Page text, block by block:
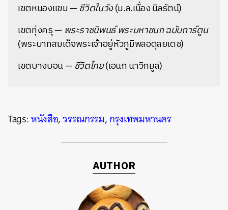
เขตหนองแขม — ชีวิตในวัง(ม.ล.เนื่อง นิลรัตน์)
เขตทุ่งครุ — พระราชนิพนธ์ พระมหาชนก ฉบับการ์ตูน
(พระบาทสมเด็จพระเจ้าอยู่หัวภูมิพลอดุลยเดช)
เขตบางบอน — ชีวิตไทย(เอนก นาวิกมูล)
Tags:หนังสือ,วรรณกรรม,กรุงเทพมหานคร
AUTHOR